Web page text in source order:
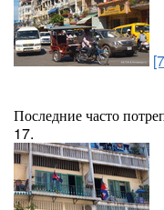
Последние часто
17.